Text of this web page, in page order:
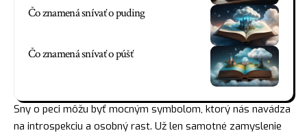
Čo znamená snívať o puding
Čo znamená snívať o púšť
Sny o peci môžu byť mocným symbolom, ktorý nás navádza
na introspekciu a osobný rast. Už len samotné zamyslenie